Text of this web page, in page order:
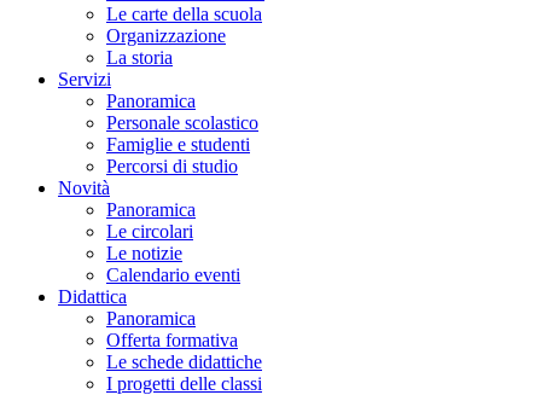
Le carte della scuola
Organizzazione
La storia
Servizi
Panoramica
Personale scolastico
Famiglie e studenti
Percorsi di studio
Novità
Panoramica
Le circolari
Le notizie
Calendario eventi
Didattica
Panoramica
Offerta formativa
Le schede didattiche
I progetti delle classi